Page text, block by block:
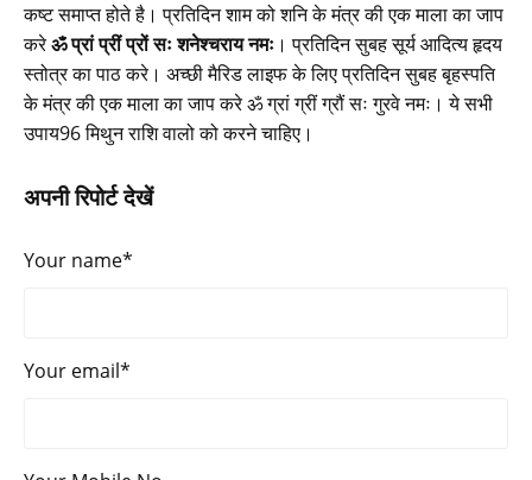
कष्ट समाप्त होते है। प्रतिदिन शाम को शनि के मंत्र की एक माला का जाप
करेॐ प्रां प्रीं प्रों सः शनेश्चराय नमः । प्रतिदिन सुबह सूर्य आदित्य हृदय
स्तोत्र का पाठ करे। अच्छी मैरिड लाइफ के लिए प्रतिदिन सुबह बृहस्पति
के मंत्र की एक माला का जाप करे ॐ ग्रां ग्रीं ग्रौं सः गुरवे नमः। ये सभी
उपाय96 मिथुन राशि वालो को करने चाहिए।
अपनी रिपोर्ट देखें
Your name*
Your email*